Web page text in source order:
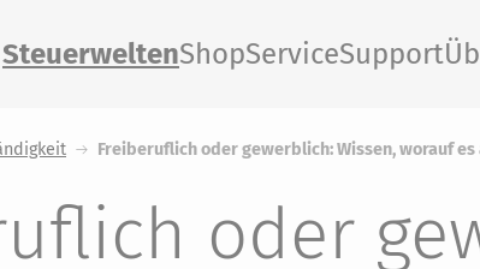
SteuerweltenShopServiceSupport
Freiberuflich oder gewerblich: Wissen, worauf
oder